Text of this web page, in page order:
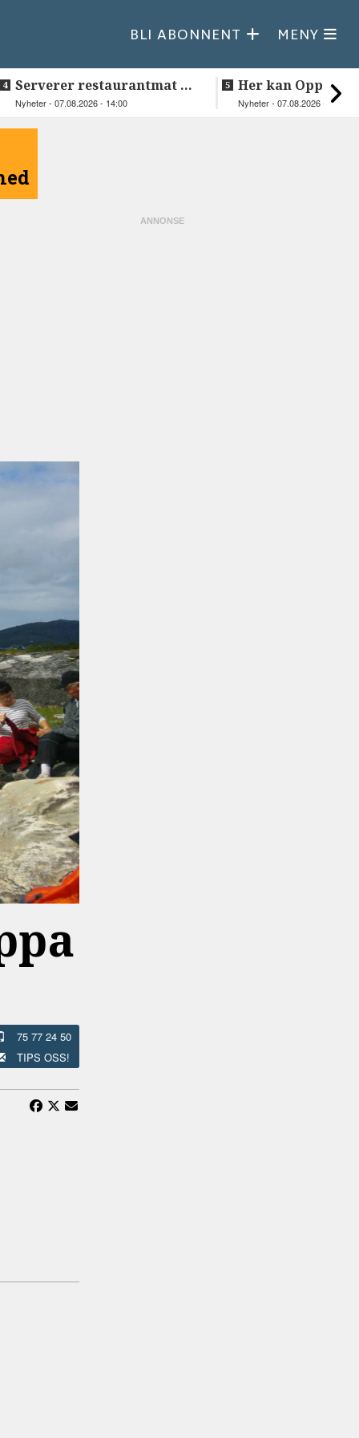
BLI ABONNENT MENY
Serverer restaurantmat til
beboerne
Nyheter - 07.08.2026 - 14:00
Her kan Oppeid
videre
Nyheter - 07.08.2026 - 10:18
75 77 24 50
TIPS OSS!